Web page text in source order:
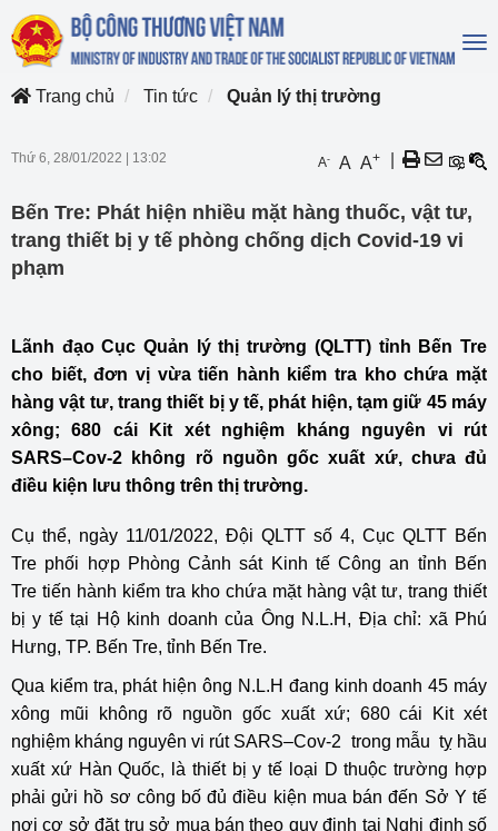
Trang chủ
Tin tức Quản lý thị trường
Thứ 6, 28/01/2022 13:02 A- A A+
Bến Tre: Phát hiện nhiều mặt hàng thuốc, vật tư,
trang thiết bị y tế phòng chống dịch Covid-19 vi
phạm
Lãnh đạo Cục Quản lý thị trường (QLTT) tỉnh Bến Tre
cho biết, đơn vị vừa tiến hành kiểm tra kho chứa mặt
hàng vật tư, trang thiết bị y tế, phát hiện, tạm giữ 45 máy
xông; 680 cái Kit xét nghiệm kháng nguyên vi rút
SARS–Cov-2 không rõ nguồn gốc xuất xứ, chưa đủ
điều kiện lưu thông trên thị trường.
Cụ thể, ngày 11/01/2022, Đội QLTT số 4, Cục QLTT Bến
Tre phối hợp Phòng Cảnh sát Kinh tế Công an tỉnh Bến
Tre tiến hành kiểm tra kho chứa mặt hàng vật tư, trang thiết
bị y tế tại Hộ kinh doanh của Ông N.L.H, Địa chỉ: xã Phú
Hưng, TP. Bến Tre, tỉnh Bến Tre.
Qua kiểm tra, phát hiện ông N.L.H đang kinh doanh 45 máy
xông mũi không rõ nguồn gốc xuất xứ; 680 cái Kit xét
nghiệm kháng nguyên vi rút SARS–Cov-2 trong mẫu tỵ hầu
xuất xứ Hàn Quốc, là thiết bị y tế loại D thuộc trường hợp
phải gửi hồ sơ công bố đủ điều kiện mua bán đến Sở Y tế
nơi cơ sở đặt trụ sở mua bán theo quy định tại Nghị định số